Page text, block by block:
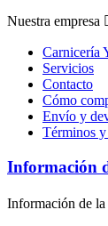
Nuestra empresa
Carnicería
Servicios
Contacto
Cómo
Envío y
Términos
Información
Información de la